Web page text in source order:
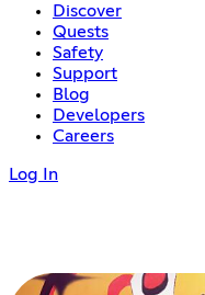
Discover
Quests
Safety
Support
Blog
Developers
Careers
Log In